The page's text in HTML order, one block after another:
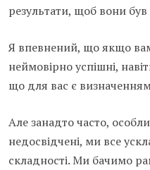
результати, щоб вони був
Я впевнений, що якщо
неймовірно успішні,
що для вас є визначенням
Але занадто часто,
недосвідчені, ми все
складності. Ми бачимо